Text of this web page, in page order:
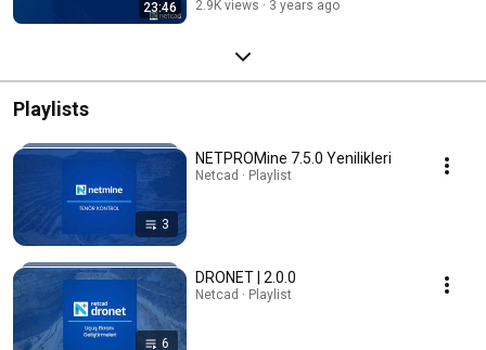
23:46
2.9K views
3 years ago
Playlists
3
NETPROMine 7.5.0 Yenilikleri
Netcad · Playlist
6
DRONET | 2.0.0
Netcad · Playlist